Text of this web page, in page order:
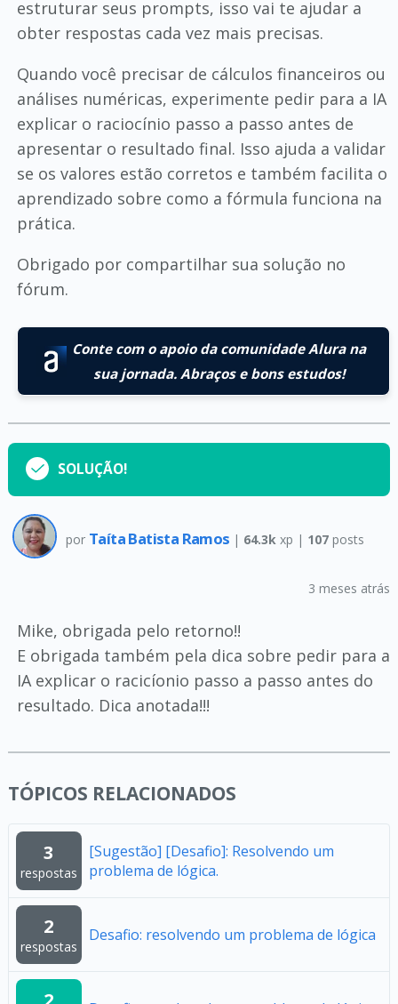
estruturar seus prompts, isso vai te ajudar a
obter respostas cada vez mais precisas.
Quando você precisar de cálculos financeiros ou
análises numéricas, experimente pedir para a IA
explicar o raciocínio passo a passo antes de
apresentar o resultado final. Isso ajuda a validar
se os valores estão corretos e também facilita o
aprendizado sobre como a fórmula funciona na
prática.
Obrigado por compartilhar sua solução no
fórum.
Conte com o apoio da comunidade Alura na
sua jornada. Abraços e bons estudos!
SOLUÇÃO!
por Taíta Batista Ramos | 64.3k xp | 107posts
3 meses atrás
Mike, obrigada pelo retorno!!
E obrigada também pela dica sobre pedir para a
IA explicar o racicíonio passo a passo antes do
resultado. Dica anotada!!!
TÓPICOS RELACIONADOS
3
respostas
[Sugestão] [Desafio]: Resolvendo um
problema de lógica.
2
respostas
Desafio: resolvendo um problema de lógica